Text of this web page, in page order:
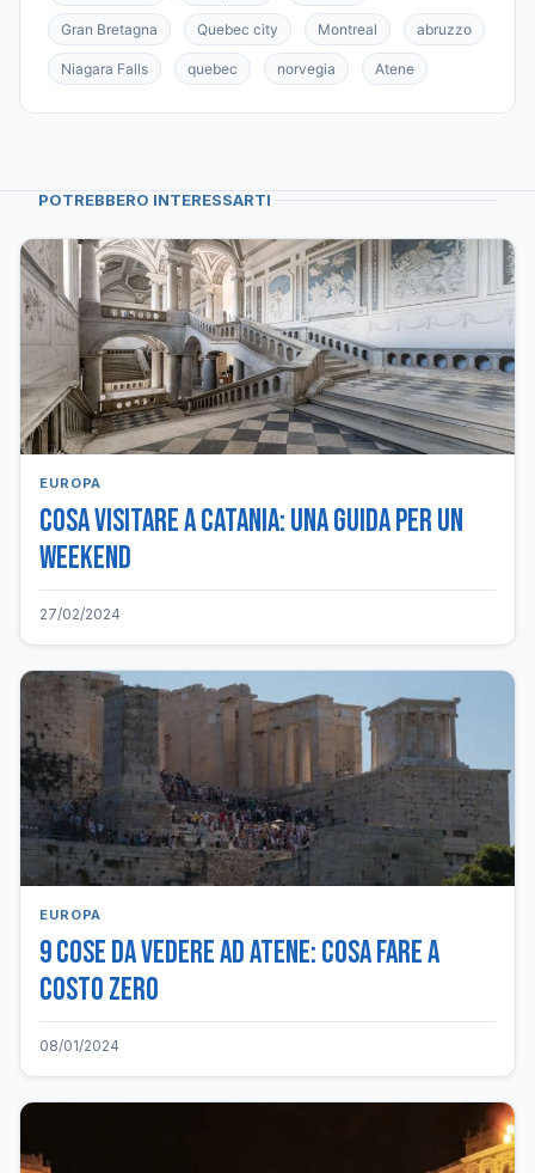
Gran Bretagna Quebec city Montreal abruzzo
Niagara Falls quebec norvegia Atene
POTREBBERO INTERESSARTI
EUROPA
Cosa visitare a Catania: una guida per un
weekend
27/02/2024
EUROPA
9 Cose da vedere ad Atene: cosa fare a
costo zero
08/01/2024